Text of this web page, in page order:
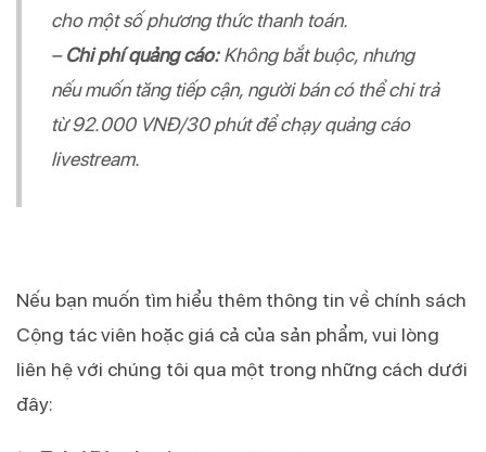
cho một số phương thức thanh toán.
–Chi phí quảng cáo:Không bắt buộc, nhưng
nếu muốn tăng tiếp cận, người bán có thể chi trả
từ 92.000 VNĐ/30 phút để chạy quảng cáo
livestream.
Nếu bạn muốn tìm hiểu thêm thông tin về chính sách
Cộng tác viên hoặc giá cả của sản phẩm, vui lòng
liên hệ với chúng tôi qua một trong những cách dưới
đây: